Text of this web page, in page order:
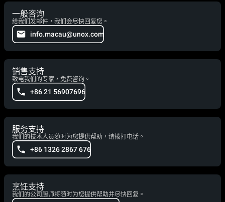
一般咨询
给我们发邮件，我们会尽快回复您。
info.macau@unox.com
销售支持
致电我们的专家，免费咨询。
+86 21 56907696
服务支持
我们的技术人员随时为您提供帮助，请拨打电话。
+86 1326 2867 676
烹饪支持
我们的公司厨师将随时为您提供帮助并尽快回复。